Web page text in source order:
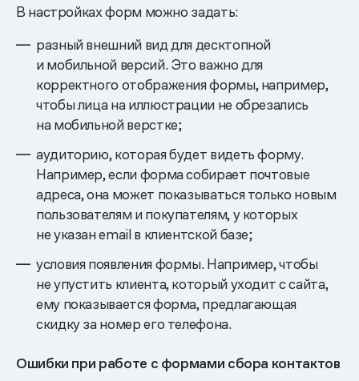
В настройках форм можно задать:
разный внешний вид для десктопной
и мобильной версий. Это важно для
корректного отображения формы, например,
чтобы лица на иллюстрации не обрезались
на мобильной верстке;
аудиторию, которая будет видеть форму.
Например, если форма собирает почтовые
адреса, она может показываться только новым
пользователям и покупателям, у которых
не указан email в клиентской базе;
условия появления формы. Например, чтобы
не упустить клиента, который уходит с сайта,
ему показывается форма, предлагающая
скидку за номер его телефона.
Ошибки при работе с формами сбора контактов